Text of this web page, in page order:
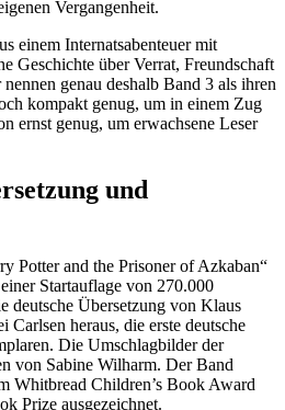
Vergangenheit.
einem Internatsabenteuer mit
Geschichte über Verrat, Freundschaft
genau deshalb Band 3 als ihren
kompakt genug, um in einem Zug
ernst genug, um erwachsene Leser
und
Potter and the Prisoner of Azkaban“
Startauflage von 270.000
deutsche Übersetzung von Klaus
heraus, die erste deutsche
Die Umschlagbilder der
von Sabine Wilharm. Der Band
Whitbread Children’s Book Award
Prize ausgezeichnet.